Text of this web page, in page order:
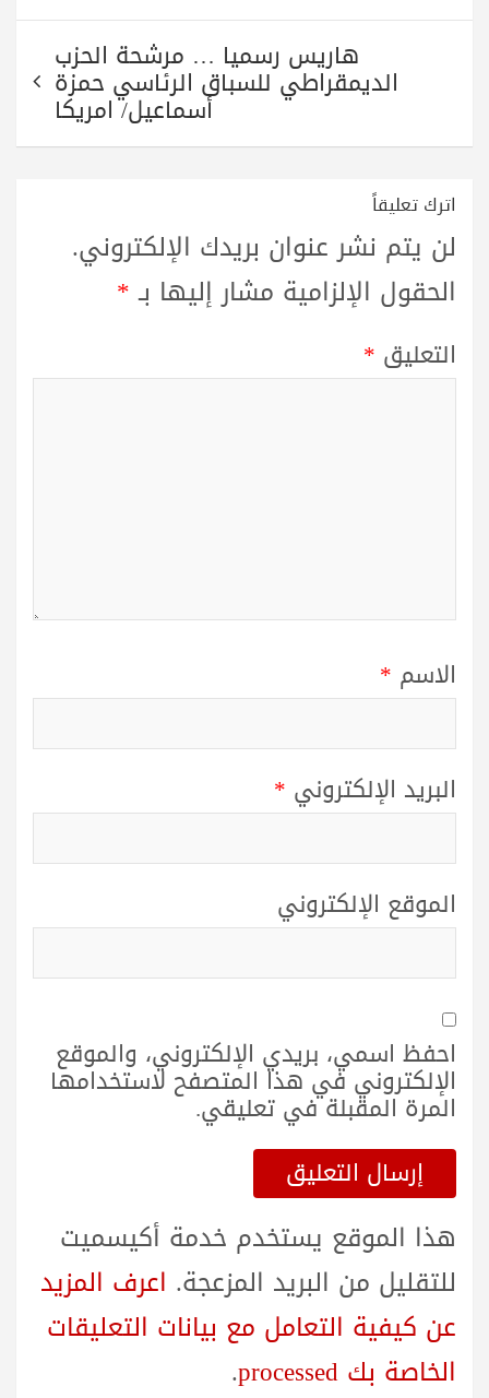
هاريس رسميا … مرشحة الحزب
الديمقراطي للسباق الرئاسي حمزة
أسماعيل/ امريكا
اترك تعليقاً
لن يتم نشر عنوان بريدك الإلكتروني.
الحقول الإلزامية مشار إليها بـ*
التعليق *
الاسم *
البريد الإلكتروني *
الموقع الإلكتروني
احفظ اسمي، بريدي الإلكتروني، والموقع
الإلكتروني في هذا المتصفح لاستخدامها
المرة المقبلة في تعليقي.
هذا الموقع يستخدم خدمة أكيسميت
للتقليل من البريد المزعجة. اعرف المزيد
عن كيفية التعامل مع بيانات التعليقات
الخاصة بك processed
.